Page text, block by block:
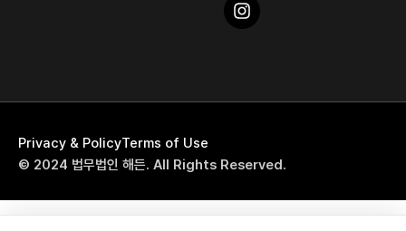
Privacy & PolicyTerms of Use
© 2024 법무법인 해든. All Rights Reserved.
해든 퀵 메뉴